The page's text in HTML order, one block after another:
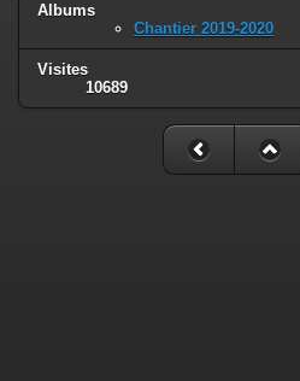
Albums
Chantier 2019-2020
Visites
10689